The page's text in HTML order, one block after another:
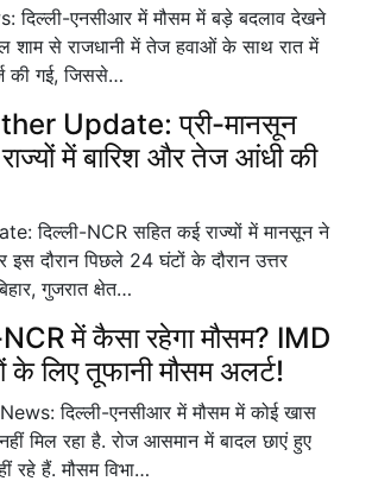
दिल्ली-एनसीआर में मौसम में बड़े बदलाव देखने
शाम से राजधानी में तेज हवाओं के साथ रात में
की गई, जिससे…
Update: प्री-मानसून
में बारिश और तेज आंधी की
दिल्ली-NCR सहित कई राज्यों में मानसून ने
दौरान पिछले 24 घंटों के दौरान उत्तर
गुजरात क्षेत…
में कैसा रहेगा मौसम? IMD
के लिए तूफानी मौसम अलर्ट!
दिल्ली-एनसीआर में मौसम में कोई खास
मिल रहा है. रोज आसमान में बादल छाएं हुए
रहे हैं. मौसम विभा…